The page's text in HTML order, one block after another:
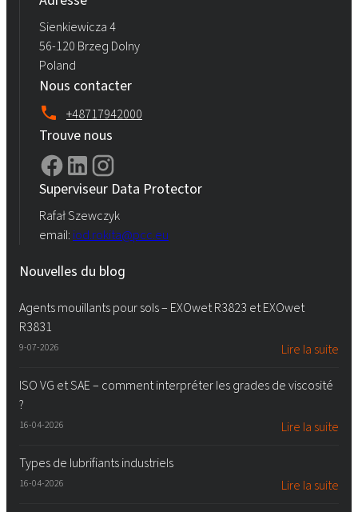
Sienkiewicza 4
56-120 Brzeg Dolny
Poland
Nous contacter
+48717942000
Trouve nous
Superviseur Data Protector
Rafał Szewczyk
email: iod.rokita@pcc.eu
Nouvelles du blog
Agents mouillants pour sols – EXOwet R3823 et EXOwet
R3831
9-07-2026 Lire la suite
ISO VG et SAE – comment interpréter les grades de viscosité
?
16-04-2026 Lire la suite
Types de lubrifiants industriels
16-04-2026 Lire la suite